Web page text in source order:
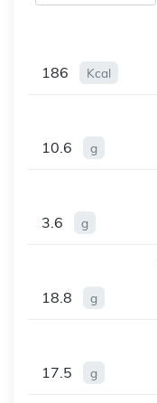
186
Kcal
10.6
g
3.6
g
18.8
g
17.5
g